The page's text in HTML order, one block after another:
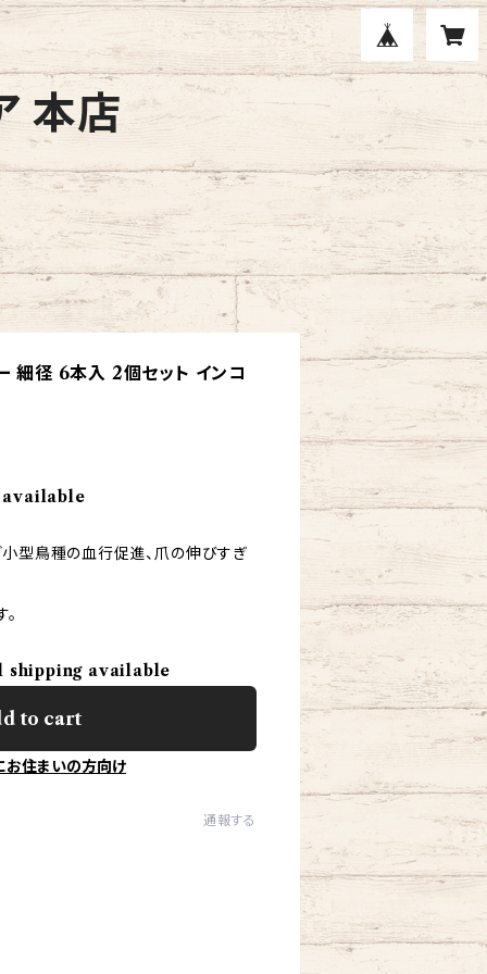
本店
細径 6本入 2個セット インコ
小型鳥種の血行促進、爪の伸びすぎ
available
to cart
お住まいの方向け
通報する